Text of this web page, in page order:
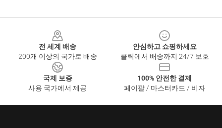
전 세계 배송
200개 이상의 국가로 배송
안심하고 쇼핑하세요
클릭에서 배송까지 24/7 보호
국제 보증
사용 국가에서 제공
100% 안전한 결제
페이팔 / 마스터카드 / 비자